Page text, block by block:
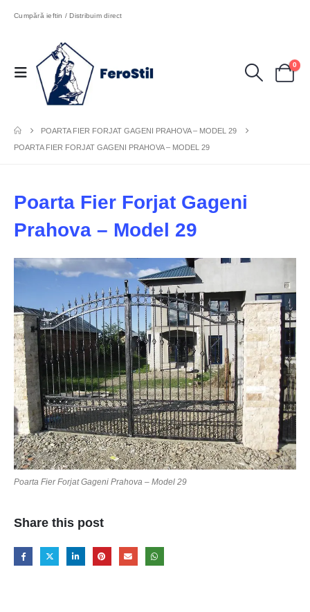
Cumpără ieftin / Distribuim direct
0
POARTA FIER FORJAT GAGENI PRAHOVA – MODEL 29
POARTA FIER FORJAT GAGENI PRAHOVA – MODEL 29
Poarta Fier Forjat Gageni
Prahova – Model 29
Poarta Fier Forjat Gageni Prahova – Model 29
Share this post